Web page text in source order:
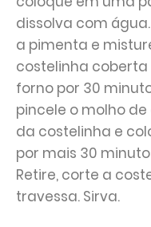
dissolva com
a pimenta e
costelinha
forno por 30
pincele o molho
da costelinha e
por mais 30
Retire, corte a
travessa. Sirva.